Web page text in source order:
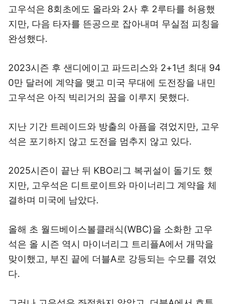
고우석은 8회초에도 올라와 2사 후 2루타를 허용했
지만, 다음 타자를 뜬공으로 잡아내며 무실점 피칭을
완성했다.
2023시즌 후 샌디에이고 파드리스와 2+1년 최대 94
0만 달러에 계약을 맺고 미국 무대에 도전장을 내민
고우석은 아직 빅리거의 꿈을 이루지 못했다.
지난 기간 트레이드와 방출의 아픔을 겪었지만, 고우
석은 포기하지 않고 도전을 멈추지 않고 있다.
2025시즌이 끝난 뒤 KBO리그 복귀설이 돌기도 했
지만, 고우석은 디트로이트와 마이너리그 계약을 체
결하며 미국에 남았다.
올해 초 월드베이스볼클래식(WBC)을 소화한 고우
석은 올 시즌 역시 마이너리그 트리플A에서 개막을
맞이했고, 부진 끝에 더블A로 강등되는 수모를 겪었
다.